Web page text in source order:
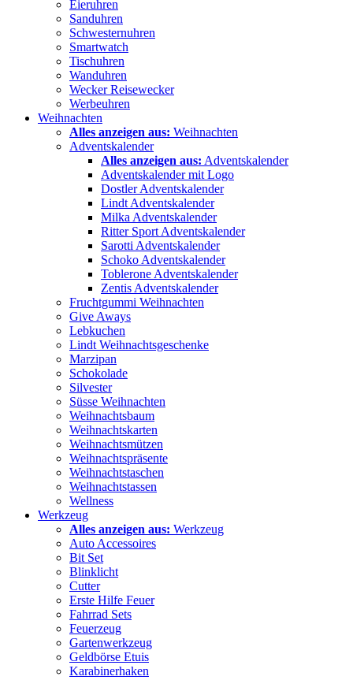
Eieruhren
Sanduhren
Schwesternuhren
Smartwatch
Tischuhren
Wanduhren
Wecker Reisewecker
Werbeuhren
Weihnachten
Alles anzeigen aus: Weihnachten
Adventskalender
Alles anzeigen aus: Adventskalender
Adventskalender mit Logo
Dostler Adventskalender
Lindt Adventskalender
Milka Adventskalender
Ritter Sport Adventskalender
Sarotti Adventskalender
Schoko Adventskalender
Toblerone Adventskalender
Zentis Adventskalender
Fruchtgummi Weihnachten
Give Aways
Lebkuchen
Lindt Weihnachtsgeschenke
Marzipan
Schokolade
Silvester
Süsse Weihnachten
Weihnachtsbaum
Weihnachtskarten
Weihnachtsmützen
Weihnachtspräsente
Weihnachtstaschen
Weihnachtstassen
Wellness
Werkzeug
Alles anzeigen aus: Werkzeug
Auto Accessoires
Bit Set
Blinklicht
Cutter
Erste Hilfe Feuer
Fahrrad Sets
Feuerzeug
Gartenwerkzeug
Geldbörse Etuis
Karabinerhaken